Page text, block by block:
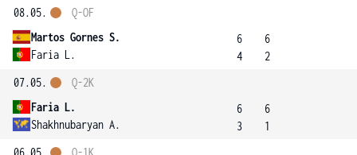
08.05.
Martos Gornes S.
Faria L.
Q-OF
6
4
6
2
07.05.
Faria L.
Shakhnubaryan A.
Q-2K
6
3
6
1
06.05.
Q-1K